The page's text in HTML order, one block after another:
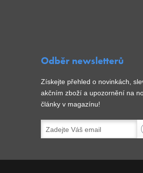
Odběr newsletterů
Získejte přehled o novinkách,
akčním zboží a upozornění na
články v magazínu!